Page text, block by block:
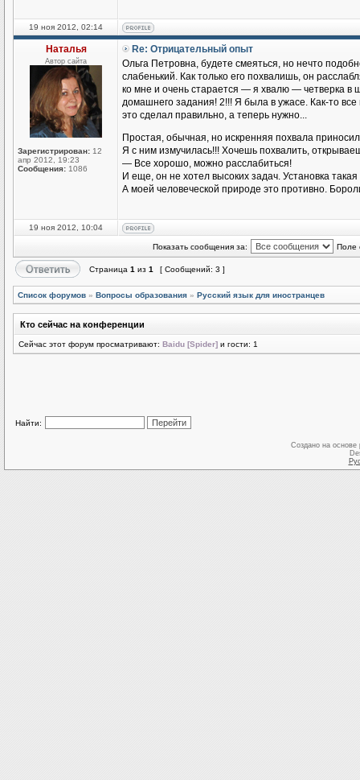
19 ноя 2012, 02:14
Наталья
Автор сайта
Зарегистрирован: 12
апр 2012, 19:23
Сообщения: 1086
Re: Отрицательный опыт
Ольга Петровна, будете смеяться, но нечто
слабенький. Как только его похвалишь, он
ко мне и очень старается — я хвалю — четверка
домашнего задания! 2!!! Я была в ужасе. Как-то
это сделал правильно, а теперь нужно...
Простая, обычная, но искренняя похвала
Я с ним измучилась!!! Хочешь похвалить,
— Все хорошо, можно расслабиться!
И еще, он не хотел высоких задач. Установка
А моей человеческой природе это противно.
19 ноя 2012, 10:04
Показать сообщения за: Поле
Страница 1 из 1 [ Сообщений: 3 ]
Список форумов » Вопросы образования » Русский язык для иностранцев
Кто сейчас на конференции
Сейчас этот форум просматривают: Baidu [Spider] и гости: 1
Найти:
Создано на основе